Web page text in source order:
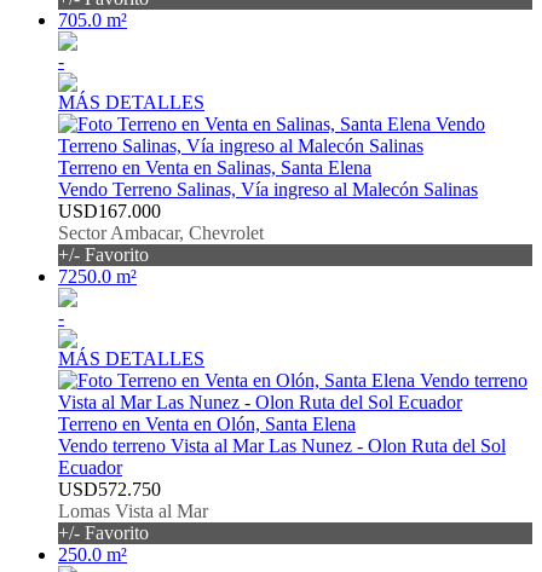
705.0 m²
-
MÁS DETALLES
Terreno en Venta en Salinas, Santa Elena
Vendo Terreno Salinas, Vía ingreso al Malecón Salinas
USD167.000
Sector Ambacar, Chevrolet
+/- Favorito
7250.0 m²
-
MÁS DETALLES
Terreno en Venta en Olón, Santa Elena
Vendo terreno Vista al Mar Las Nunez - Olon Ruta del Sol
Ecuador
USD572.750
Lomas Vista al Mar
+/- Favorito
250.0 m²